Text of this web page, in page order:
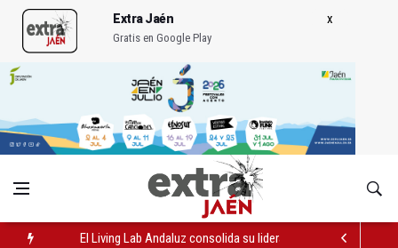
Extra Jaén
Gratis en Google Play
El Living Lab Andaluz consolida su liderazgo en innovación